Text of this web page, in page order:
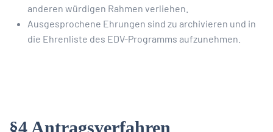
anderen würdigen Rahmen verliehen.
Ausgesprochene Ehrungen sind zu archivieren und in
die Ehrenliste des EDV-Programms aufzunehmen.
§4 Antragsverfahren